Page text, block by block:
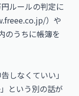
ルールの判定に
）や
のうちに帳簿を
しなくていい」
という別の話が